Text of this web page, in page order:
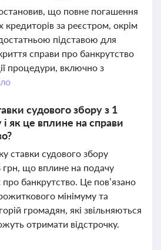
що повне погашення
кредиторів за реєстром, окрім
підставою для
справи про банкрутство
процедури, включно з
судового збору з 1
і як це вплине на справи
ставки судового збору
грн, що вплине на подачу
про банкрутство. Це пов’язано
мінімуму та
громадян, які звільняються
отримати відстрочку.